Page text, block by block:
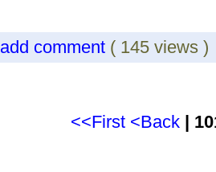
add comment ( 145
<<First <Back |